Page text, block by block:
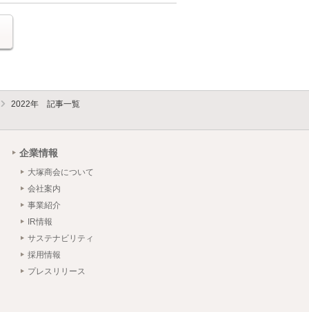
2022年 記事一覧
企業情報
大塚商会について
会社案内
事業紹介
IR情報
サステナビリティ
採用情報
プレスリリース